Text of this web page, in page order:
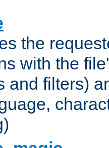
the
with the
and filters)